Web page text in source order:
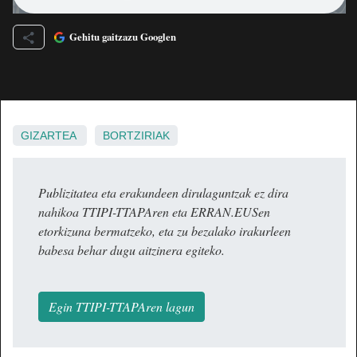
Gehitu gaitzazu Googlen
GIZARTEA BORTZIRIAK
Publizitatea eta erakundeen dirulaguntzak ez dira
nahikoa TTIPI-TTAPAren eta ERRAN.EUSen
etorkizuna bermatzeko, eta zu bezalako irakurleen
babesa behar dugu aitzinera egiteko.
Egin TTIPI-TTAPAren lagun